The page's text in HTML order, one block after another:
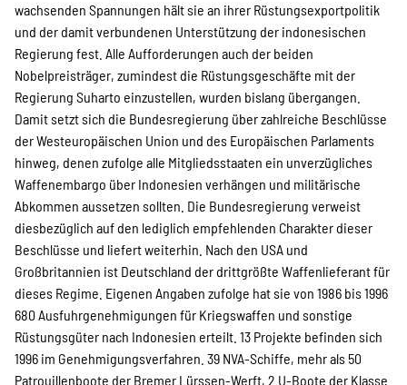
wachsenden Spannungen hält sie an ihrer Rüstungsexportpolitik
und der damit verbundenen Unterstützung der indonesischen
Regierung fest. Alle Aufforderungen auch der beiden
Nobelpreisträger, zumindest die Rüstungsgeschäfte mit der
Regierung Suharto einzustellen, wurden bislang übergangen.
Damit setzt sich die Bundesregierung über zahlreiche Beschlüsse
der Westeuropäischen Union und des Europäischen Parlaments
hinweg, denen zufolge alle Mitgliedsstaaten ein unverzügliches
Waffenembargo über Indonesien verhängen und militärische
Abkommen aussetzen sollten. Die Bundesregierung verweist
diesbezüglich auf den lediglich empfehlenden Charakter dieser
Beschlüsse und liefert weiterhin. Nach den USA und
Großbritannien ist Deutschland der drittgrößte Waffenlieferant für
dieses Regime. Eigenen Angaben zufolge hat sie von 1986 bis 1996
680 Ausfuhrgenehmigungen für Kriegswaffen und sonstige
Rüstungsgüter nach Indonesien erteilt. 13 Projekte befinden sich
1996 im Genehmigungsverfahren. 39 NVA-Schiffe, mehr als 50
Patrouillenboote der Bremer Lürssen-Werft, 2 U-Boote der Klasse